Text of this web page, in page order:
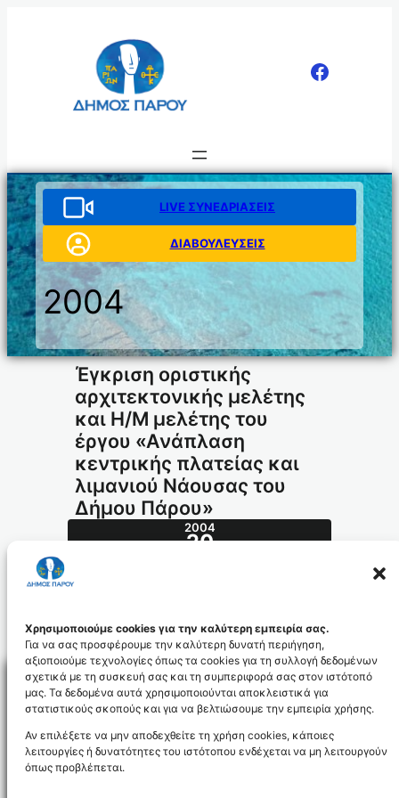
Χρησιμοποιούμε cookies για την καλύτερη εμπειρία σας.
Για να σας προσφέρουμε την καλύτερη δυνατή περιήγηση,
αξιοποιούμε τεχνολογίες όπως τα cookies για τη συλλογή δεδομένων
σχετικά με τη συσκευή σας και τη συμπεριφορά σας στον ιστότοπό
μας. Τα δεδομένα αυτά χρησιμοποιούνται αποκλειστικά για
στατιστικούς σκοπούς και για να βελτιώσουμε την εμπειρία χρήσης.
Αν επιλέξετε να μην αποδεχθείτε τη χρήση cookies, κάποιες
λειτουργίες ή δυνατότητες του ιστότοπου ενδέχεται να μη λειτουργούν
όπως προβλέπεται.
LIVE ΣΥΝΕΔΡΙΑΣΕΙΣ
ΔΙΑΒΟΥΛΕΥΣΕΙΣ
2004
Έγκριση οριστικής
αρχιτεκτονικής μελέτης
και Η/Μ μελέτης του
έργου «Ανάπλαση
κεντρικής πλατείας και
λιμανιού Νάουσας του
Δήμου Πάρου»
2004
20
576.2004_id374